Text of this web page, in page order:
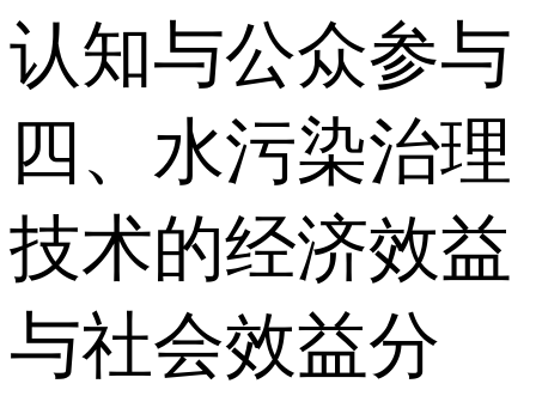
认知与公众参与
四、水污染治理
技术的经济效益
与社会效益分